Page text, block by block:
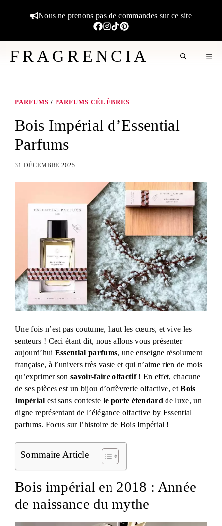
Nous ne prenons pas de commandes sur ce site
FRAGRENCIA
PARFUMS /PARFUMS CÉLÈBRES
Bois Impérial d’Essential
Parfums
31 DÉCEMBRE 2025
Une fois n’est pas coutume, haut les cœurs, et vive les
senteurs ! Ceci étant dit, nous allons vous présenter
aujourd’hui Essential parfums, une enseigne résolument
française, à l’univers très vaste et qui n’aime rien de mois
qu’exprimer sonsavoir-faire olfactif! En effet, chacune
de ses pièces est un bijou d’orfèvrerie olfactive, etBois
Impérial est sans conteste le porte étendard de luxe, un
digne représentant de l’élégance olfactive by Essential
parfums. Focus sur l’histoire de Bois Impérial !
Sommaire Article
Bois impérial en 2018 : Année
de naissance du mythe